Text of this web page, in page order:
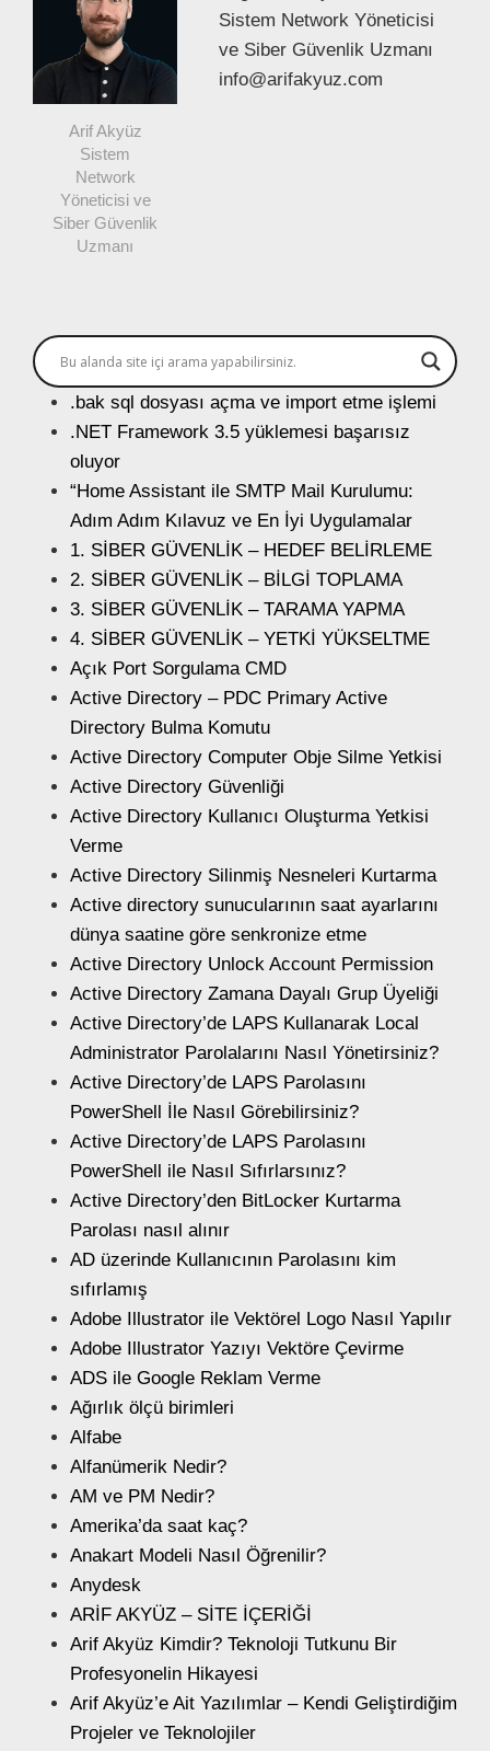
Arif Akyüz
Sistem
Network
Yöneticisi ve
Siber Güvenlik
Uzmanı
Sistem Network Yöneticisi
ve Siber Güvenlik Uzmanı
info@arifakyuz.com
.bak sql dosyası açma ve import etme işlemi
.NET Framework 3.5 yüklemesi başarısız
oluyor
“Home Assistant ile SMTP Mail Kurulumu:
Adım Adım Kılavuz ve En İyi Uygulamalar
1. SİBER GÜVENLİK – HEDEF BELİRLEME
2. SİBER GÜVENLİK – BİLGİ TOPLAMA
3. SİBER GÜVENLİK – TARAMA YAPMA
4. SİBER GÜVENLİK – YETKİ YÜKSELTME
Açık Port Sorgulama CMD
Active Directory – PDC Primary Active
Directory Bulma Komutu
Active Directory Computer Obje Silme Yetkisi
Active Directory Güvenliği
Active Directory Kullanıcı Oluşturma Yetkisi
Verme
Active Directory Silinmiş Nesneleri Kurtarma
Active directory sunucularının saat ayarlarını
dünya saatine göre senkronize etme
Active Directory Unlock Account Permission
Active Directory Zamana Dayalı Grup Üyeliği
Active Directory’de LAPS Kullanarak Local
Administrator Parolalarını Nasıl Yönetirsiniz?
Active Directory’de LAPS Parolasını
PowerShell İle Nasıl Görebilirsiniz?
Active Directory’de LAPS Parolasını
PowerShell ile Nasıl Sıfırlarsınız?
Active Directory’den BitLocker Kurtarma
Parolası nasıl alınır
AD üzerinde Kullanıcının Parolasını kim
sıfırlamış
Adobe Illustrator ile Vektörel Logo Nasıl Yapılır
Adobe Illustrator Yazıyı Vektöre Çevirme
ADS ile Google Reklam Verme
Ağırlık ölçü birimleri
Alfabe
Alfanümerik Nedir?
AM ve PM Nedir?
Amerika’da saat kaç?
Anakart Modeli Nasıl Öğrenilir?
Anydesk
ARİF AKYÜZ – SİTE İÇERİĞİ
Arif Akyüz Kimdir? Teknoloji Tutkunu Bir
Profesyonelin Hikayesi
Arif Akyüz’e Ait Yazılımlar – Kendi Geliştirdiğim
Projeler ve Teknolojiler